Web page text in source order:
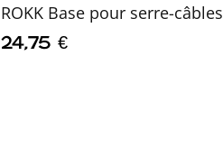
ROKK Base pour serre-câbles
24,75 €